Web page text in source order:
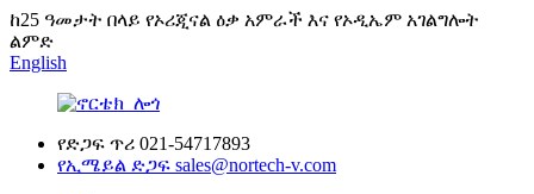
ከ25 ዓመታት በላይ የኦሪጂናል ዕቃ አምራች እና የኦዲኤም አገልግሎት
ልምድ
English
የድጋፍ ጥሪ 021-54717893
የኢሜይል ድጋፍ sales@nortech-v.com